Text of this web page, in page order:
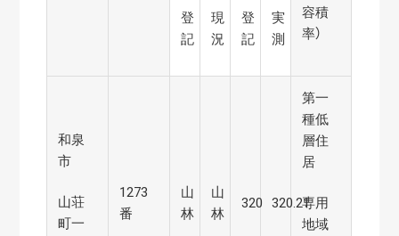
容積
率）
登
記
現
況
登
記
実
測
和泉
市
山荘
町一
1273
番
山
林
山
林
320 320.21
第一
種低
層住
居
専用
地域